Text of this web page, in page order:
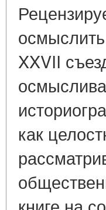
XXVII
как